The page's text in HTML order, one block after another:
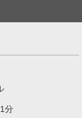
分